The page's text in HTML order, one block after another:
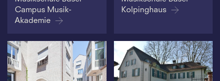
Campus Musik-
Akademie
Kolpinghaus